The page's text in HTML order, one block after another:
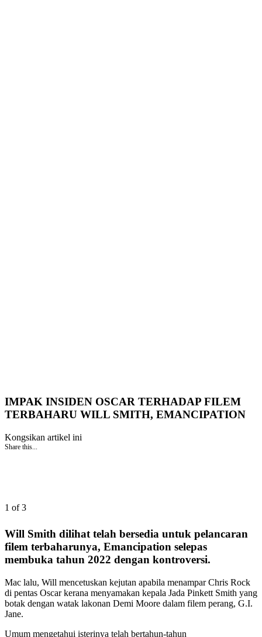
IMPAK INSIDEN OSCAR TERHADAP FILEM
TERBAHARU WILL SMITH, EMANCIPATION
Kongsikan artikel ini
Share this...
1 of 3
Will Smith dilihat telah bersedia untuk pelancaran
filem terbaharunya, Emancipation selepas
membuka tahun 2022 dengan kontroversi.
Mac lalu, Will mencetuskan kejutan apabila menampar Chris Rock
di pentas Oscar kerana menyamakan kepala Jada Pinkett Smith yang
botak dengan watak lakonan Demi Moore dalam filem perang, G.I.
Jane.
Umum mengetahui isterinya telah bertahun-tahun